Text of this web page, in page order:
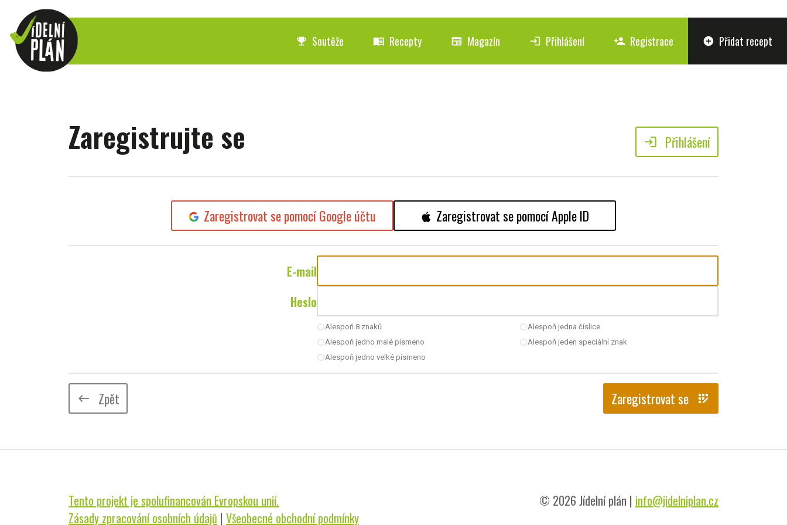
emoji_events Soutěže menu_book Recepty newspaper Magazín login Přihlášení person_add Registrace add_circle Přidat recept
Zaregistrujte se login Přihlášení
Zaregistrovat se pomocí Google účtu Zaregistrovat se pomocí Apple ID
E-mail
Heslo
radio_button_uncheckedAlespoň 8 znaků
radio_button_uncheckedAlespoň jedno malé písmeno
radio_button_uncheckedAlespoň jedno velké písmeno
radio_button_uncheckedAlespoň jedna číslice
radio_button_uncheckedAlespoň jeden speciální znak
keyboard_backspace Zpět Zaregistrovat se app_registration
Tento projekt je spolufinancován Evropskou unií.
Zásady zpracování osobních údajů | Všeobecné obchodní podmínky
© 2026 Jídelní plán | info@jidelniplan.cz